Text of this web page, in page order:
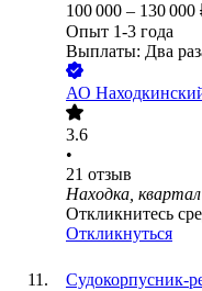
100 000 – 130 000
Опыт 1-3 года
Выплаты: Два
АО
3.6
•
21 отзыв
Находка,
Откликнитесь
Откликнуться
Судокорпусник-